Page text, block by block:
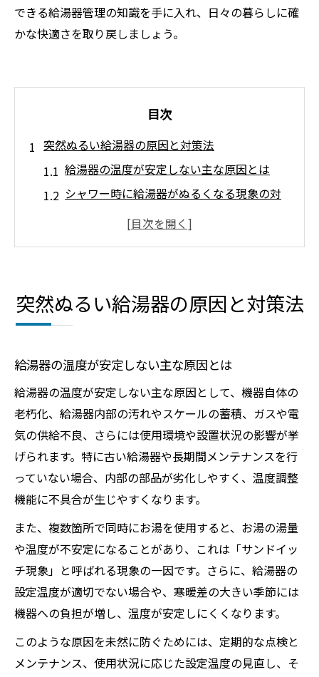
できる給湯器管理の知識を手に入れ、日々の暮らしに確
かな快適さを取り戻しましょう。
目次
突然ぬるい給湯器の原因と対策法
給湯器の温度が安定しない主な原因とは
シャワー時に給湯器がぬるくなる現象の対
給湯器設定温度よりぬるい時の見逃せない
ポイント
給湯器シャワーの温度が不安定な時の確認
手順
賃貸住宅で給湯器温度が安定しない理由と
対策
リンナイ・ノーリツ給湯器の温度変動対策
給湯器の温度安定に必要な混合栓の見直し
方
給湯器でお湯が安定しない時の診断方法
給湯器の温度安定診断で見るべきチェック
エラーが出ない給湯器のぬるさを見極める
突然ぬるい給湯器の原因と対策法
給湯器の温度が安定しない主な原因とは
給湯器の温度が安定しない主な原因として、機器自体の
老朽化、給湯器内部の汚れやスケールの蓄積、ガスや電
気の供給不良、さらには使用環境や設置状況の影響が挙
げられます。特に古い給湯器や長期間メンテナンスを行
っていない場合、内部の部品が劣化しやすく、温度調整
機能に不具合が生じやすくなります。
また、複数箇所で同時にお湯を使用すると、お湯の湯量
や温度が不安定になることがあり、これは「サンドイッ
チ現象」と呼ばれる現象の一因です。さらに、給湯器の
設定温度が適切でない場合や、寒暖差の大きい季節には
機器への負担が増し、温度が安定しにくくなります。
このような原因を未然に防ぐためには、定期的な点検と
メンテナンス、使用状況に応じた設定温度の見直し、そ